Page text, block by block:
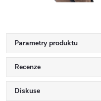
Parametry produktu
Recenze
Diskuse